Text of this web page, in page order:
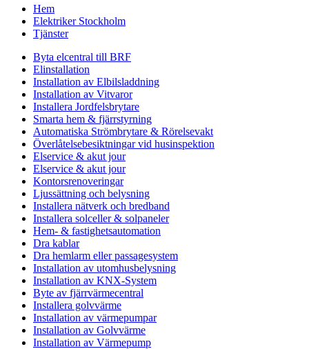
Hem
Elektriker Stockholm
Tjänster
Byta elcentral till BRF
Elinstallation
Installation av Elbilsladdning
Installation av Vitvaror
Installera Jordfelsbrytare
Smarta hem & fjärrstyrning
Automatiska Strömbrytare & Rörelsevakt
Överlåtelsebesiktningar vid husinspektion
Elservice & akut jour
Elservice & akut jour
Kontorsrenoveringar
Ljussättning och belysning
Installera nätverk och bredband
Installera solceller & solpaneler
Hem- & fastighetsautomation
Dra kablar
Dra hemlarm eller passagesystem
Installation av utomhusbelysning
Installation av KNX-System
Byte av fjärrvärmecentral
Installera golvvärme
Installation av värmepumpar
Installation av Golvvärme
Installation av Värmepump